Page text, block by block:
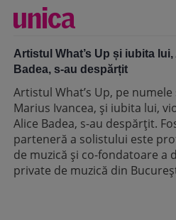
Artistul What’s Up și iubita lui,
Badea, s-au despărțit
Artistul What’s Up, pe numele
Marius Ivancea, și iubita lui,
Alice Badea, s-au despărțit.
parteneră a solistului este
de muzică și co-fondatoare a
private de muzică din